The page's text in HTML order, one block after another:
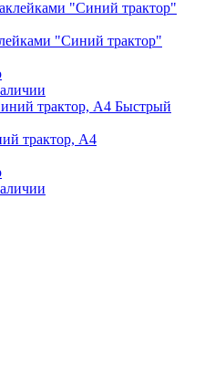
"Синий трактор"
Быстрый
трактор, А4